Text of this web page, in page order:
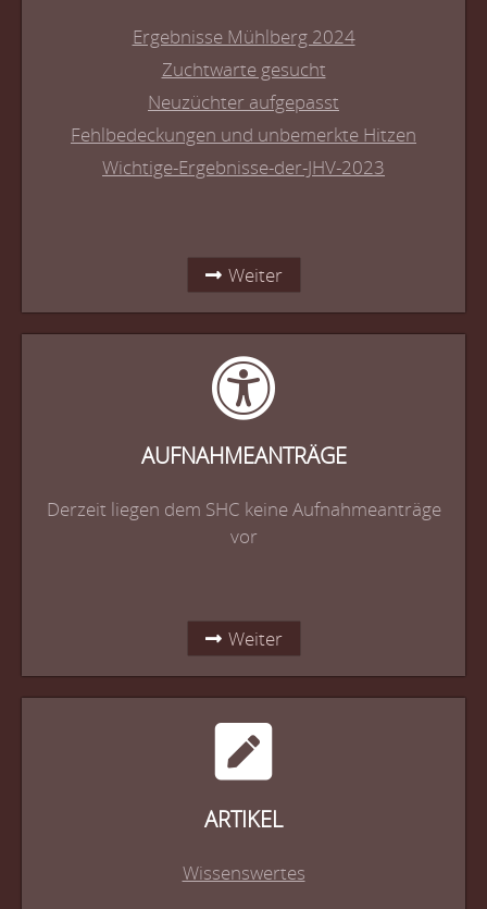
Ergebnisse Mühlberg 2024
Zuchtwarte gesucht
Neuzüchter aufgepasst
Fehlbedeckungen und unbemerkte Hitzen
Wichtige-Ergebnisse-der-JHV-2023
Weiter
AUFNAHMEANTRÄGE
Derzeit liegen dem SHC keine Aufnahmeanträge
vor
Weiter
ARTIKEL
Wissenswertes